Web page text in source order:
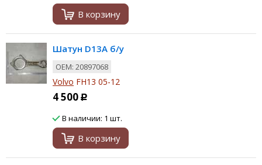
В корзину
Шатун D13A б/у
ОЕМ: 20897068
Volvo FH13 05-12
4 500 Р
В наличии: 1 шт.
В корзину